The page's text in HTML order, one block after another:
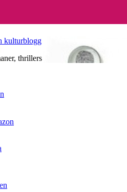
kulturblogg
thrillers